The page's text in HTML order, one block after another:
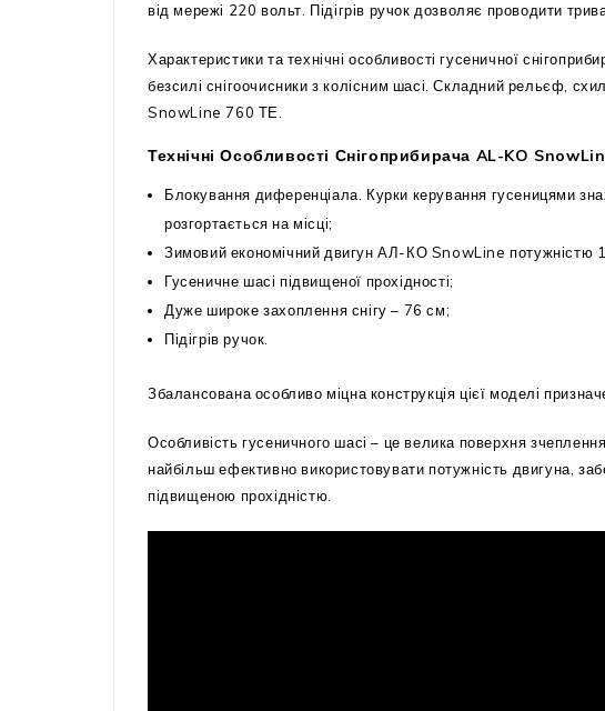
від мережі 220 вольт. Підігрів ручок дозволяє проводити
Характеристики та технічні особливості гусеничної
безсилі снігоочисники з колісним шасі. Складний рельєф,
SnowLine 760 ТЕ.
Технічні Особливості Снігоприбирача AL-KO
Блокування диференціала. Курки керування гусеницями
розгортається на місці;
Зимовий економічний двигун АЛ-КО SnowLine потужністю
Гусеничне шасі підвищеної прохідності;
Дуже широке захоплення снігу – 76 см;
Підігрів ручок.
Збалансована особливо міцна конструкція цієї моделі
Особливість гусеничного шасі – це велика поверхня
найбільш ефективно використовувати потужність двигуна,
підвищеною прохідністю.